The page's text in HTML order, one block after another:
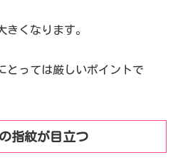
きくなります。
とっては厳しいポイントで
指紋が目立つ